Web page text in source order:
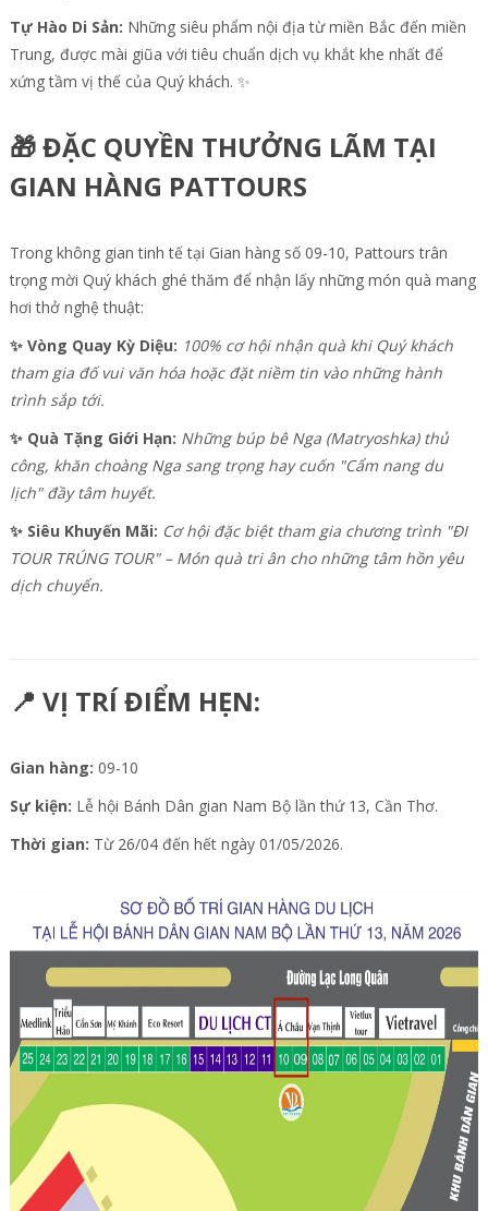
Tự Hào Di Sản: Những siêu phẩm nội địa từ miền Bắc đến miền
Trung, được mài giũa với tiêu chuẩn dịch vụ khắt khe nhất để
xứng tầm vị thế của Quý khách. ✨
🎁 ĐẶC QUYỀN THƯỞNG LÃM TẠI
GIAN HÀNG PATTOURS
Trong không gian tinh tế tại Gian hàng số 09-10, Pattours trân
trọng mời Quý khách ghé thăm để nhận lấy những món quà mang
hơi thở nghệ thuật:
✨ Vòng Quay Kỳ Diệu: 100% cơ hội nhận quà khi Quý khách
tham gia đố vui văn hóa hoặc đặt niềm tin vào những hành
trình sắp tới.
✨ Quà Tặng Giới Hạn: Những búp bê Nga (Matryoshka) thủ
công, khăn choàng Nga sang trọng hay cuốn "Cẩm nang du
lịch" đầy tâm huyết.
✨ Siêu Khuyến Mãi: Cơ hội đặc biệt tham gia chương trình "ĐI
TOUR TRÚNG TOUR" – Món quà tri ân cho những tâm hồn yêu
dịch chuyển.
📍 VỊ TRÍ ĐIỂM HẸN:
Gian hàng: 09-10
Sự kiện: Lễ hội Bánh Dân gian Nam Bộ lần thứ 13, Cần Thơ.
Thời gian: Từ 26/04 đến hết ngày 01/05/2026.